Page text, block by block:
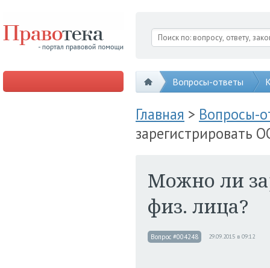
Вопросы-ответы
Главная > Вопросы-
зарегистрировать
Можно ли
физ. лица?
Вопрос #004248 29.09.2015 в 09:12